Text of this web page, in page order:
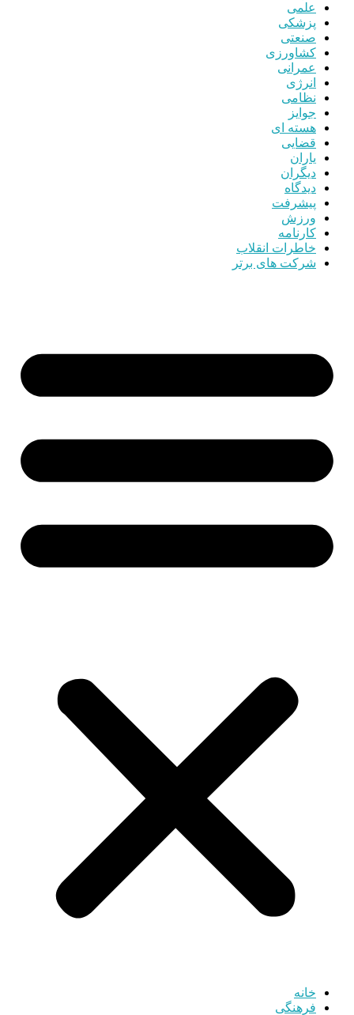
علمی
پزشکی
صنعتی
کشاورزی
عمرانی
انرژی
نظامی
جوایز
هسته ای
قضایی
یاران
دیگران
دیدگاه
پیشرفت
ورزش
کارنامه
خاطرات انقلاب
شرکت های برتر
خانه
فرهنگی